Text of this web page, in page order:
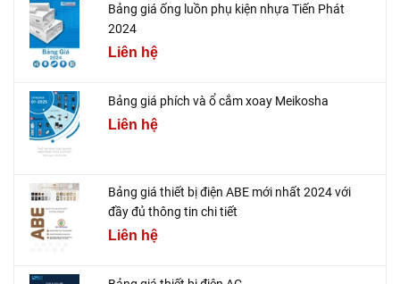
Bảng giá ống luồn phụ kiện nhựa Tiến Phát
2024
Liên hệ
Bảng giá phích và ổ cắm xoay Meikosha
Liên hệ
Bảng giá thiết bị điện ABE mới nhất 2024 với
đầy đủ thông tin chi tiết
Liên hệ